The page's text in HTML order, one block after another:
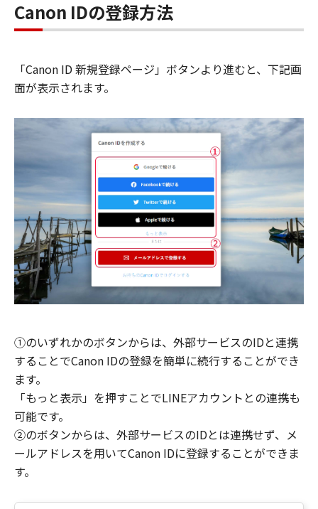
Canon IDの登録方法
「Canon ID 新規登録ページ」ボタンより進むと、下記画
面が表示されます。
①のいずれかのボタンからは、外部サービスのIDと連携
することでCanon IDの登録を簡単に続行することができ
ます。
「もっと表示」を押すことでLINEアカウントとの連携も
可能です。
②のボタンからは、外部サービスのIDとは連携せず、メ
ールアドレスを用いてCanon IDに登録することができま
す。